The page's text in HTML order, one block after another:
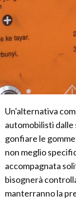
Un'alternativa
automobilisti dalle
gonfiare le
non meglio
accompagnata
bisognerà
manterranno la